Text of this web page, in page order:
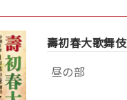
壽初春大歌舞伎
昼の部